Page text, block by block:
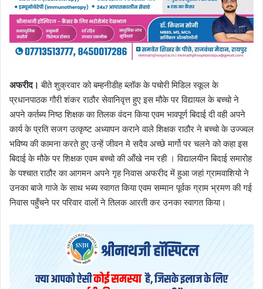
अफरीद।बीते शुक्रवार को बम्हनीडीह ब्लॉक के पचोरी मिडिल स्कूल के
प्रधानपाठक गौरी शंकर राठौर सेवानिवृत्त हुए इस मौके पर विद्यायल के बच्चो ने
अपने कर्तब्य निष्ठ शिक्षक का तिलक वंदन किया एवम भावपूर्ण बिदाई दी वही अपने
कार्य के प्रति सजग उत्कृष्ट अध्यापन कराने वाले शिक्षक राठौर ने बच्चो के उज्ज्वल
भविष्य की कामना करते हुए उन्हें जीवन मे सदैव अच्छे मार्गो पर चलने को कहा इस
बिदाई के मौके पर शिक्षक एवम बच्चो की आँखे नम रही । विद्यालयीन बिदाई समारोह
के पश्चात राठौर का आगमन अपने गृह निवास अफरीद में हुआ जहां ग्रामवाशियो ने
उनका बाजे गाजे के साथ भब्य स्वागत किया एवम सम्मान पूर्वक ग्राम भ्रमण की गई
निवास पहुँचने पर परिवार वालों ने तिलक आरती कर उनका स्वागत किया।